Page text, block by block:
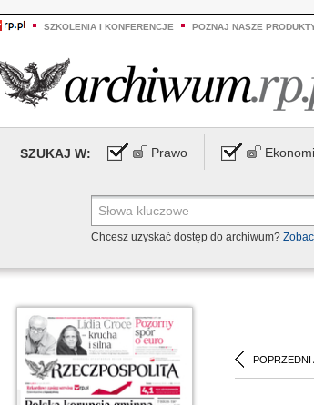
SZKOLENIA I KONFERENCJE POZNAJ NASZE
SZUKAJ W: Prawo
Chcesz uzyskać dostęp do archiwum?
POPRZEDNI